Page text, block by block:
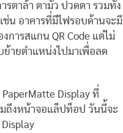
ตาล้า ตามัว ปวดตา รวมทั้ง
ช่น อาคารที่มีไฟรอบด้านจะมี
การสแกน QR Code แต่ไม่
ายตำแหน่งไปมาเพื่อลด
Display ที่
ถึงหน้าจอแล็ปท็อป วันนี้จะ